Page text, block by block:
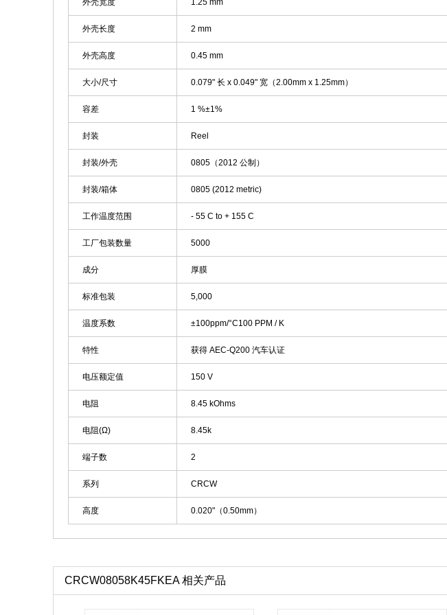
外壳宽度 1.25 mm
外壳长度 2 mm
外壳高度 0.45 mm
大小/尺寸 0.079" 长 x 0.049" 宽（2.00mm x 1.25mm）
容差 1 %±1%
封装 Reel
封装/外壳 0805（2012 公制）
封装/箱体 0805 (2012 metric)
工作温度范围 - 55 C to + 155 C
工厂包装数量 5000
成分 厚膜
标准包装 5,000
温度系数 ±100ppm/°C100 PPM / K
特性 获得 AEC-Q200 汽车认证
电压额定值 150 V
电阻 8.45 kOhms
电阻(Ω) 8.45k
端子数 2
系列 CRCW
高度 0.020"（0.50mm）
CRCW08058K45FKEA 相关产品